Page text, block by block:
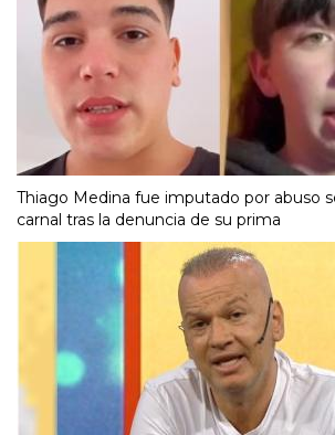
Thiago Medina fue imputado por abuso
carnal tras la denuncia de su prima